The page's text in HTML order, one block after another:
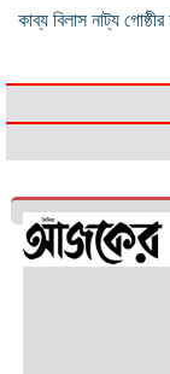
কাব্য বিলাস নাট্য